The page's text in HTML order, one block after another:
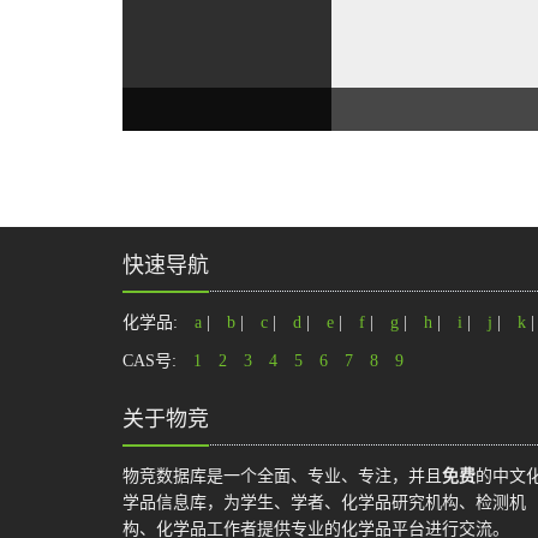
快速导航
化学品: a b c d e f g h i j k
CAS号: 1 2 3 4 5 6 7 8 9
关于物竞
物竞数据库是一个全面、专业、专注，并且 免费的中文
学品信息库，为学生、学者、化学品研究机构、检测机
构、化学品工作者提供专业的化学品平台进行交流。